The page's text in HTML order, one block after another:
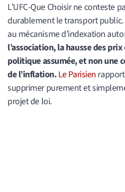
L’UFC-Que Choisir ne conteste
durablement le transport public.
au mécanisme d’indexation
l’association, la hausse des
politique assumée, et non une
de l’inflation.Le Parisien
supprimer purement et
projet de loi.